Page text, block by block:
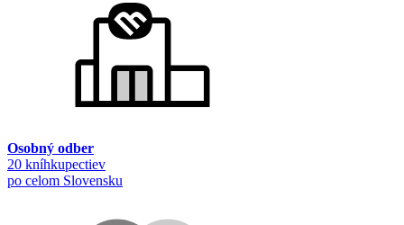
Osobný odber
20 kníhkupectiev
po celom Slovensku